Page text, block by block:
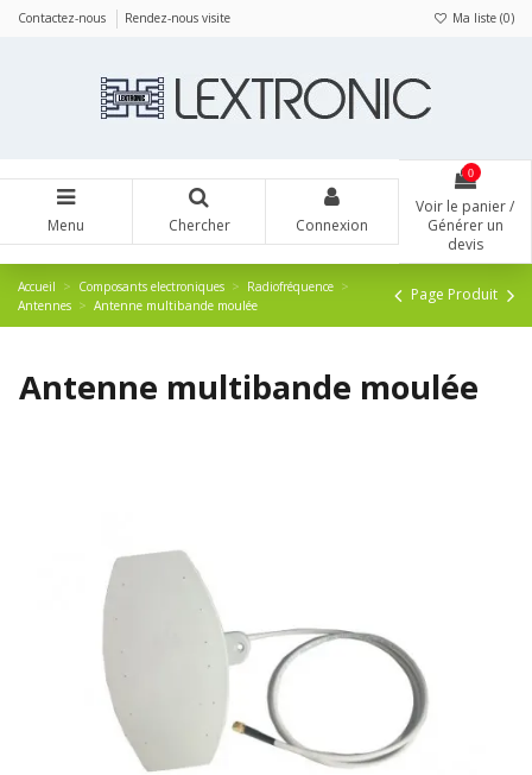
Contactez-nous Rendez-nous visite Ma liste (0)
Menu Chercher Connexion
0
Voir le panier /
Générer un
devis
Accueil Composants electroniques
Radiofréquence
Antennes
Antenne multibande moulée
Page Produit
Antenne multibande moulée
Panneau de gestion des cookies